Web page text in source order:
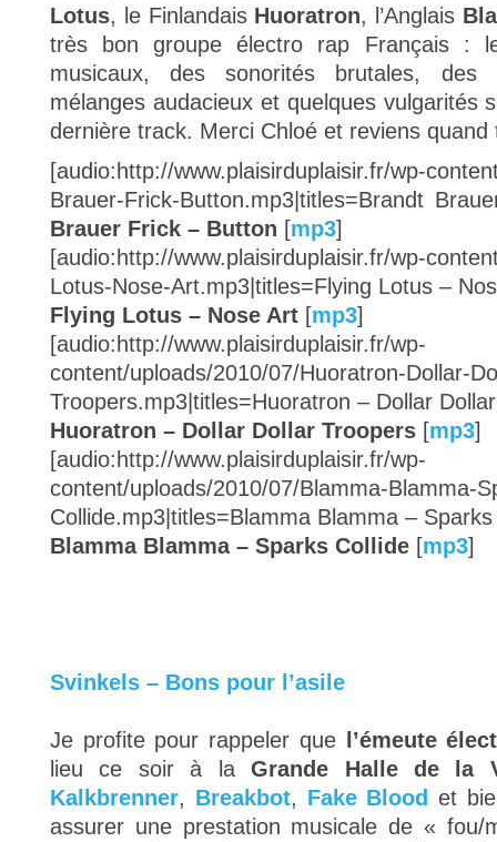
Lotus, le Finlandais Huoratron, l’Anglais
très bon groupe électro rap Français :
musicaux, des sonorités brutales, des
mélanges audacieux et quelques vulgarités
dernière track. Merci Chloé et reviens quand
[audio:http://www.plaisirduplaisir.fr/wp-
Brauer-Frick-Button.mp3|titles=Brandt
Brauer Frick – Button [mp3]
[audio:http://www.plaisirduplaisir.fr/wp-
Lotus-Nose-Art.mp3|titles=Flying Lotus –
Flying Lotus – Nose Art [mp3]
[audio:http://www.plaisirduplaisir.fr/wp-
content/uploads/2010/07/Huoratron-Dollar-
Troopers.mp3|titles=Huoratron – Dollar
Huoratron – Dollar Dollar Troopers [mp3]
[audio:http://www.plaisirduplaisir.fr/wp-
content/uploads/2010/07/Blamma-Blamma-
Collide.mp3|titles=Blamma Blamma –
Blamma Blamma – Sparks Collide [mp3]
Svinkels – Bons pour l’asile
Je profite pour rappeler quel’émeute
lieu ce soir à laGrande Halle de la
Kalkbrenner, Breakbot, Fake Blood et
assurer une prestation musicale de «